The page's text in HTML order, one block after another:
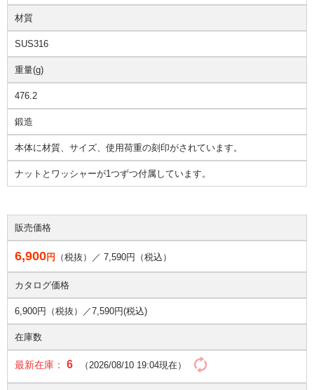
材質
SUS316
重量(g)
476.2
鍛造
本体に材質、サイズ、使用荷重の刻印がされています。
ナットとワッシャーが1つずつ付属しています。
販売価格
6,900円 （税抜）／ 7,590円（税込）
カタログ価格
6,900円（税抜）／7,590円(税込)
在庫数
最新在庫： 6 （2026/08/10 19:04現在）